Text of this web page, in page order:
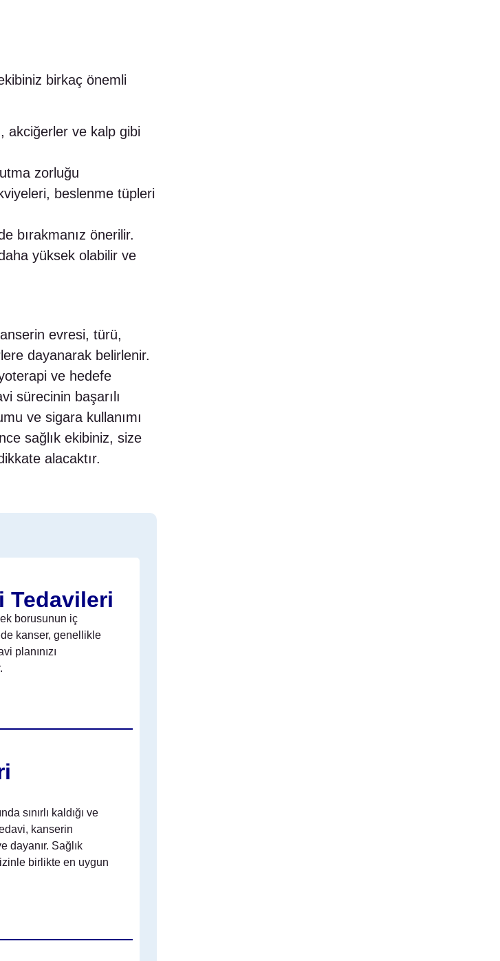
birkaç önemli
akciğerler ve kalp gibi
zorluğu
beslenme tüpleri
bırakmanız önerilir.
yüksek olabilir ve
evresi, türü,
dayanarak belirlenir.
ve hedefe
sürecinin başarılı
ve sigara kullanımı
sağlık ekibiniz, size
alacaktır.
Tedavileri
borusunun iç
kanser, genellikle
planınızı
sınırlı kaldığı ve
kanserin
dayanır. Sağlık
birlikte en uygun